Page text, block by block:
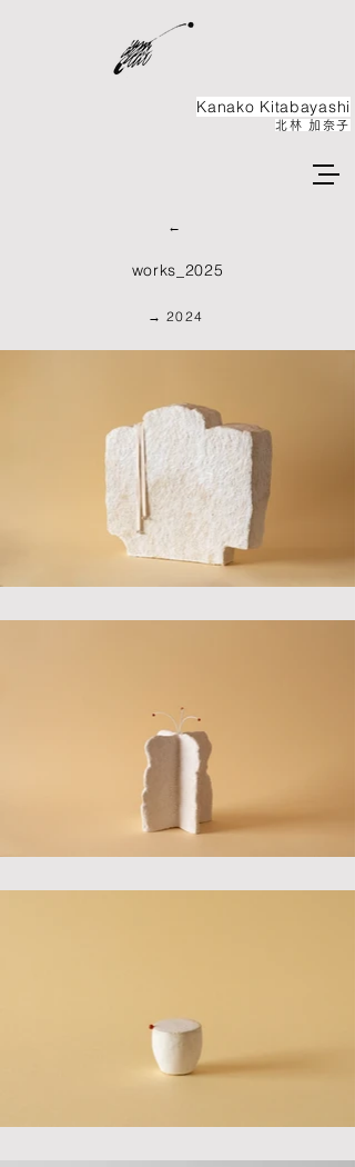
Kanako ​Kitabayashi
北林 加奈子
←
works_2025
→ 2024